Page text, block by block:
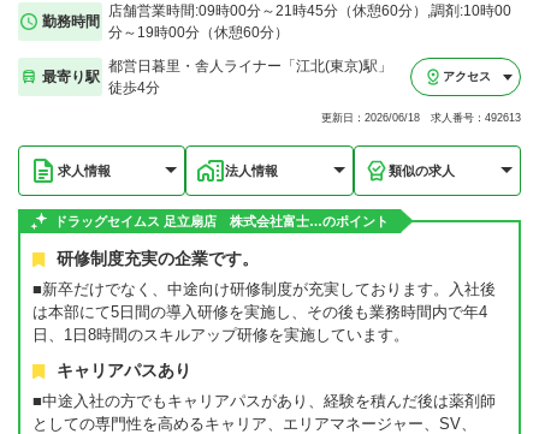
勤務時間
店舗営業時間:09時00分～21時45分（休憩60分）,調剤:10時00
分～19時00分（休憩60分）
最寄り駅
都営日暮里・舎人ライナー「江北(東京)駅」
徒歩4分
アクセス
更新日：2026/06/18 求人番号：492613
求人情報 法人情報 類似の求人
ドラッグセイムス 足立扇店 株式会社富士…のポイント
研修制度充実の企業です。
■新卒だけでなく、中途向け研修制度が充実しております。入社後
は本部にて5日間の導入研修を実施し、その後も業務時間内で年4
日、1日8時間のスキルアップ研修を実施しています。
キャリアパスあり
■中途入社の方でもキャリアパスがあり、経験を積んだ後は薬剤師
としての専門性を高めるキャリア、エリアマネージャー、SV、